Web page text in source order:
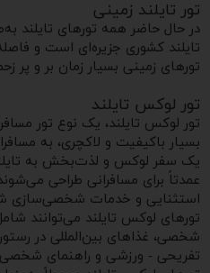
تور تایلند زمینی
در حال حاضر همه تورهای تایلند
تایلند کشوری جزیره‌ای است و فاصله
تورهای زمینی بسیار زمان بر و پر
تور لوکس تایلند
تور لوکس تایلند، یک نوع تور
بسیار باکیفیت و لاکچری، به
یک سفر لوکس و لذت‌بخش به
عمدتاً برای مسافرانی طراحی
استثنایی و خدمات شخصی‌سازی
تورهای لوکس تایلند می‌توانند
شخصی، غذاهای بین‌المللی در
تفریحی - ورزشی و راهنمای